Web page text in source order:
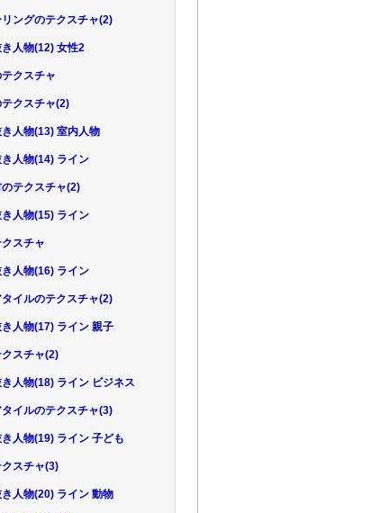
ングのテクスチャ(2)
人物(12) 女性2
クスチャ
クスチャ(2)
人物(13) 室内人物
人物(14) ライン
テクスチャ(2)
人物(15) ライン
スチャ
人物(16) ライン
イルのテクスチャ(2)
人物(17) ライン 親子
スチャ(2)
人物(18) ライン ビジネス
イルのテクスチャ(3)
人物(19) ライン 子ども
スチャ(3)
人物(20) ライン 動物